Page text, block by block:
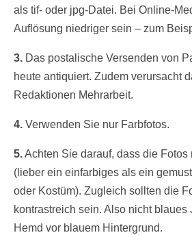
als tif- oder jpg-Datei. Bei Online-
Auflösung niedriger sein – zum
3. Das postalische Versenden von
heute antiquiert. Zudem verursacht
Redaktionen Mehrarbeit.
4. Verwenden Sie nur Farbfotos.
5.Achten Sie darauf, dass die Fotos
(lieber ein einfarbiges als ein
oder Kostüm). Zugleich sollten die
kontrastreich sein. Also nicht blaues
Hemd vor blauem Hintergrund.